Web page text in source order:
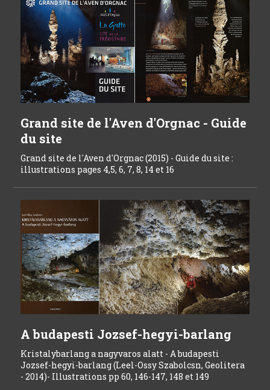
Grand site de l'Aven d'Orgnac - Guide
du site
Grand site de l'Aven d'Orgnac (2015) - Guide du site :
illustrations pages 4,5, 6, 7, 8, 14 et 16
A budapesti Jozsef-hegyi-barlang
Kristalybarlang a nagyvaros alatt - A budapesti
Jozsef-hegyi-barlang (Leel-Ossy Szabolcsn, Geolitera
- 2014)- Illustrations pp 60, 146-147, 148 et 149